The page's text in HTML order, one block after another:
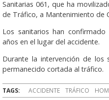
Sanitarias 061, que ha
de Tráfico, a Mantenimiento de
Los sanitarios han
años en el lugar del accidente.
Durante la intervención de los
permanecido cortada al tráfico.
TAGS: ACCIDENTE TRÁFICO